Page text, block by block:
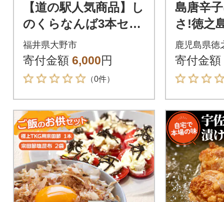
【道の駅人気商品】し
のくらなんば3本セッ
ト
福井県大野市
寄付金額 6,000円
（0件）
島唐辛
さ!徳之
くがら
鹿児島県徳
寄付金額